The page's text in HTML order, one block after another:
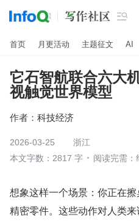

首页 月更活动 主题征文 AI
它石智航联合六大
视触觉世界模型
作者： 科技经济
2026-03-25
浙江
本文字数：2817 字
阅读完需：
想象这样一个场景：你正在
精密零件。这些动作对人类